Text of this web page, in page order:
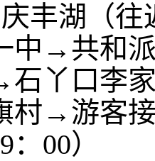
庆丰湖（
中→共和
石丫口李
→游客
00）